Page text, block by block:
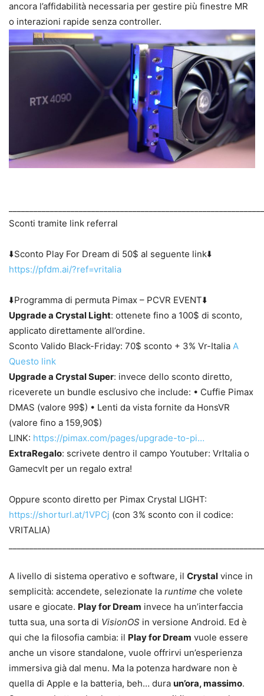
ancora l’affidabilità necessaria per gestire più finestre MR
o interazioni rapide senza controller.
Sconti tramite link referral
⬇️Sconto Play For Dream di 50$ al seguente link⬇️
https://pfdm.ai/?ref=vritalia
⬇️Programma di permuta Pimax – PCVR EVENT⬇️
Upgrade a Crystal Light: ottenete fino a 100$ di sconto,
applicato direttamente all’ordine.
Sconto Valido Black-Friday: 70$ sconto + 3% Vr-Italia A
Questo link
Upgrade a Crystal Super: invece dello sconto diretto,
riceverete un bundle esclusivo che include: • Cuffie Pimax
DMAS (valore 99$) • Lenti da vista fornite da HonsVR
(valore fino a 159,90$)
LINK: https://pimax.com/pages/upgrade-to-pi…
ExtraRegalo: scrivete dentro il campo Youtuber: VrItalia o
Gamecvlt per un regalo extra!
Oppure sconto diretto per Pimax Crystal LIGHT:
https://shorturl.at/1VPCj (con 3% sconto con il codice:
VRITALIA)
A livello di sistema operativo e software, il Crystal vince in
semplicità: accendete, selezionate la runtime che volete
usare e giocate. Play for Dream invece ha un’interfaccia
tutta sua, una sorta di VisionOS in versione Android. Ed è
qui che la filosofia cambia: il Play for Dream vuole essere
anche un visore standalone, vuole offrirvi un’esperienza
immersiva già dal menu. Ma la potenza hardware non è
quella di Apple e la batteria, beh… dura un’ora, massimo.